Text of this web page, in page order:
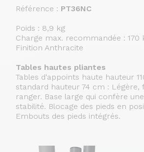
Référence : PT36NC
Poids : 8,9 kg
Charge max. recommandée : 170
Finition Anthracite
Tables hautes pliantes
Tables d'appoints haute hauteur
standard hauteur 74 cm : Légère,
ranger. Base large qui confère
stabilité. Blocage des pieds en
Embouts des pieds intégrés.